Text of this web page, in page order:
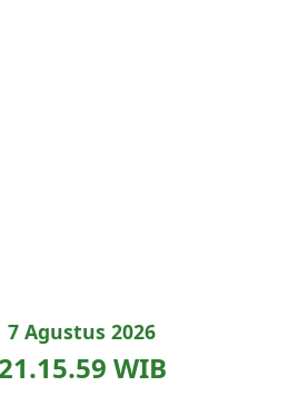
7 Agustus 2026
21.16.00 WIB